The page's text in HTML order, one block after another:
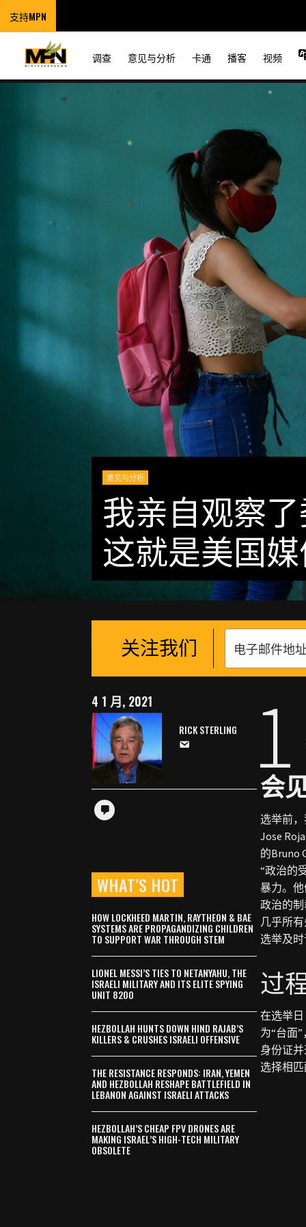
支持MPN
调查 意见与分析 卡通 播客 视频
意见与分析
我亲自观察
这就是美国
关注我们
1
会
选举前
Jose
的Bruno
“政治的
暴力。
政治的
几乎所
选举及
过
在选举
为“台面
身份证
选择相
4 1 月, 2021
RICK STERLING
WHAT’S HOT
HOW LOCKHEED MARTIN, RAYTHEON & BAE
SYSTEMS ARE PROPAGANDIZING CHILDREN
TO SUPPORT WAR THROUGH STEM
LIONEL MESSI’S TIES TO NETANYAHU, THE
ISRAELI MILITARY AND ITS ELITE SPYING
UNIT 8200
HEZBOLLAH HUNTS DOWN HIND RAJAB’S
KILLERS & CRUSHES ISRAELI OFFENSIVE
THE RESISTANCE RESPONDS: IRAN, YEMEN
AND HEZBOLLAH RESHAPE BATTLEFIELD IN
LEBANON AGAINST ISRAELI ATTACKS
HEZBOLLAH’S CHEAP FPV DRONES ARE
MAKING ISRAEL’S HIGH-TECH MILITARY
OBSOLETE